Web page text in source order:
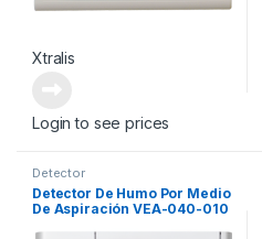
Xtralis
Login to see prices
Detector
Detector De Humo Por Medio
De Aspiración VEA-040-010